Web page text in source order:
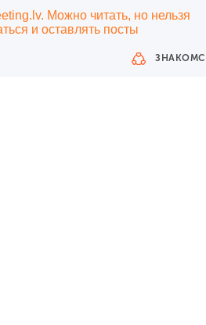
Можно читать, но нельзя
и оставлять посты